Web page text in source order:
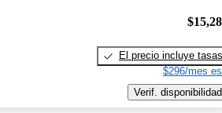
El precio incluye tasas
$296/mes
Verif. disponibilidad